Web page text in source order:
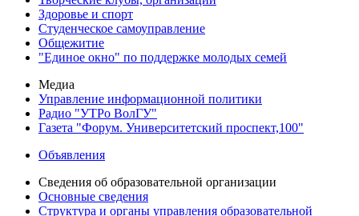
Здоровье и спорт
Студенческое самоуправление
Общежитие
"Единое окно" по поддержке молодых семей
Медиа
Управление информационной политики
Радио "УТРо ВолГУ"
Газета "Форум. Университетский проспект,100"
Объявления
Сведения об образовательной организации
Основные сведения
Структура и органы управления образовательной